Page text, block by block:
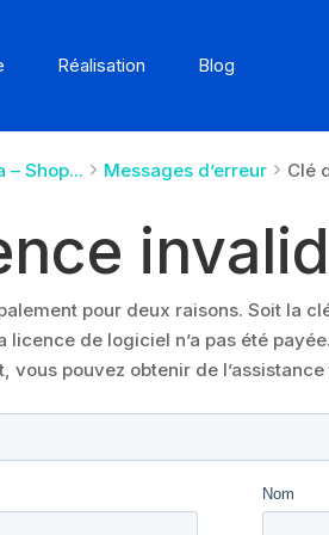
Réalisation Blog
– Shop... Messages d’erreur Clé
pour deux raisons. Soit la
licence de logiciel n’a pas été
vous pouvez obtenir de